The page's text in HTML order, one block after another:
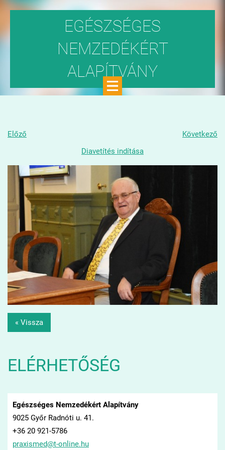
EGÉSZSÉGES
NEMZEDÉKÉRT
ALAPÍTVÁNY
Előző
Következő
Diavetítés indítása
« Vissza
ELÉRHETŐSÉG
Egészséges Nemzedékért Alapítvány
9025 Győr Radnóti u. 41.
+36 20 921-5786
praxismed@t-online.hu